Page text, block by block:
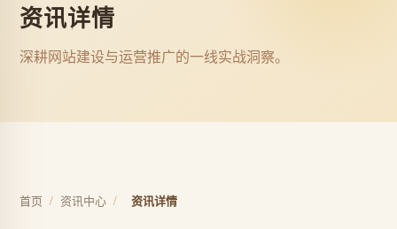
资讯详情
深耕网站建设与运营推广的一线实战洞察。
首页 / 资讯中心 / 资讯详情